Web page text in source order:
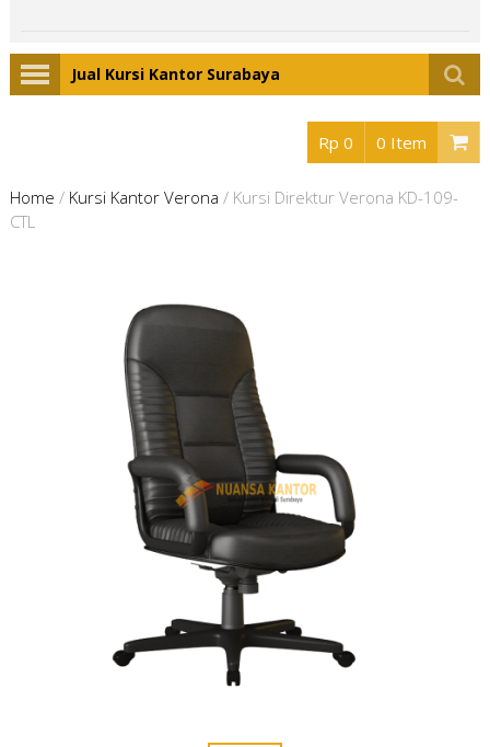
Jual Kursi Kantor Surabaya
Rp 0 0 Item
Home / Kursi Kantor Verona / Kursi Direktur Verona KD-109-
CTL